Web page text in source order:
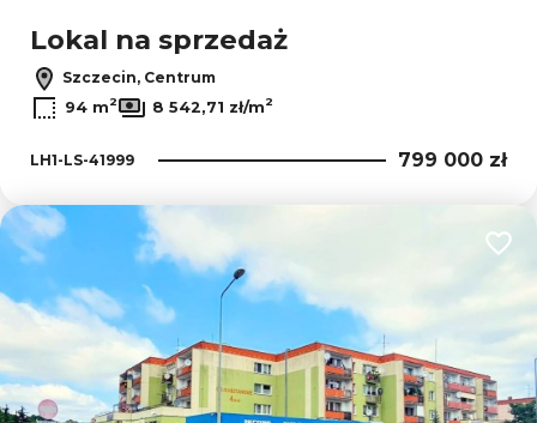
Lokal na sprzedaż
Szczecin, Centrum
94 m2 8 542,71 zł/m2
LH1-LS-41999 799 000 zł